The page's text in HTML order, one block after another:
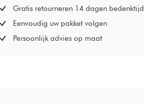
Gratis retourneren 14 dagen bedenktijd
Eenvoudig uw pakket volgen
Persoonlijk advies op maat